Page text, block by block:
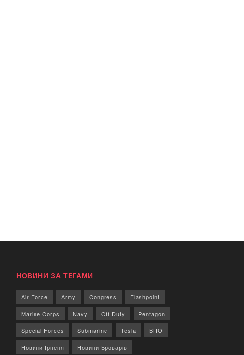
НОВИНИ ЗА ТЕГАМИ
Air Force Army Congress Flashpoint
Marine Corps Navy Off Duty Pentagon
Special Forces Submarine Tesla ВПО
Новини Ірпеня Новини Броварів